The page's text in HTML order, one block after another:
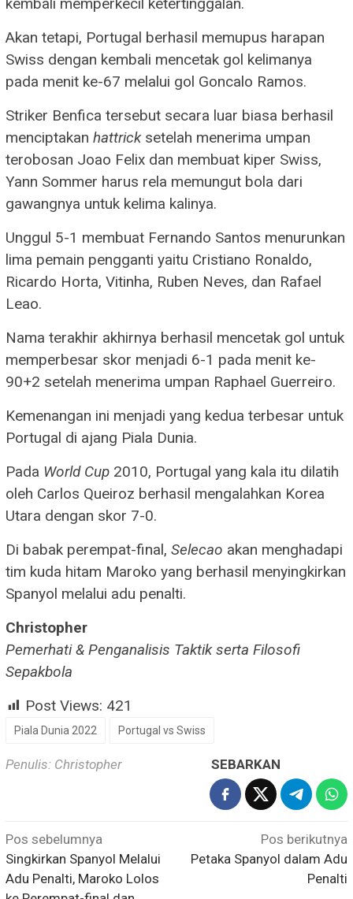
Akan tetapi, Portugal berhasil memupus harapan
Swiss dengan kembali mencetak gol kelimanya
pada menit ke-67 melalui gol Goncalo Ramos.
Striker Benfica tersebut secara luar biasa berhasil
menciptakan hattricksetelah menerima umpan
terobosan Joao Felix dan membuat kiper Swiss,
Yann Sommer harus rela memungut bola dari
gawangnya untuk kelima kalinya.
Unggul 5-1 membuat Fernando Santos menurunkan
lima pemain pengganti yaitu Cristiano Ronaldo,
Ricardo Horta, Vitinha, Ruben Neves, dan Rafael
Leao.
Nama terakhir akhirnya berhasil mencetak gol untuk
memperbesar skor menjadi 6-1 pada menit ke-
90+2 setelah menerima umpan Raphael Guerreiro.
Kemenangan ini menjadi yang kedua terbesar untuk
Portugal di ajang Piala Dunia.
Pada World Cup 2010, Portugal yang kala itu dilatih
oleh Carlos Queiroz berhasil mengalahkan Korea
Utara dengan skor 7-0.
Di babak perempat-final, Selecao akan menghadapi
tim kuda hitam Maroko yang berhasil menyingkirkan
Spanyol melalui adu penalti.
Christopher
Pemerhati & Penganalisis Taktik serta Filosofi
Sepakbola
Post Views: 421
Piala Dunia 2022 Portugal vs Swiss
Penulis: Christopher SEBARKAN
Navigasi
pos
Pos sebelumnya
Singkirkan Spanyol Melalui
Adu Penalti, Maroko Lolos
Pos berikutnya
Petaka Spanyol dalam Adu
Penalti